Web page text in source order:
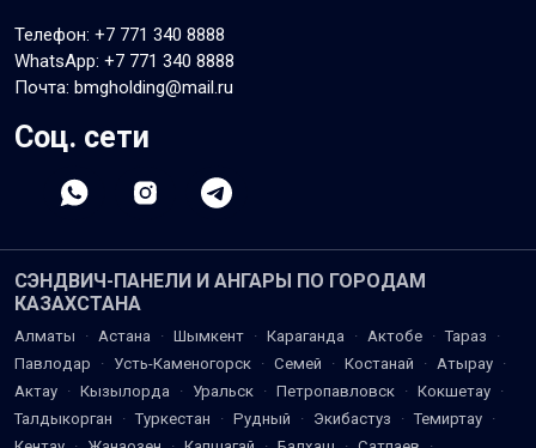
Телефон: +7 771 340 8888
WhatsApp: +7 771 340 8888
Почта: bmgholding@mail.ru
Соц. сети
СЭНДВИЧ-ПАНЕЛИ И АНГАРЫ ПО ГОРОДАМ
КАЗАХСТАНА
Алматы · Астана · Шымкент · Караганда · Актобе · Тараз
·
Павлодар
· Усть-Каменогорск · Семей · Костанай · Атырау ·
Актау · Кызылорда · Уральск · Петропавловск · Кокшетау ·
Талдыкорган
· Туркестан · Рудный · Экибастуз · Темиртау ·